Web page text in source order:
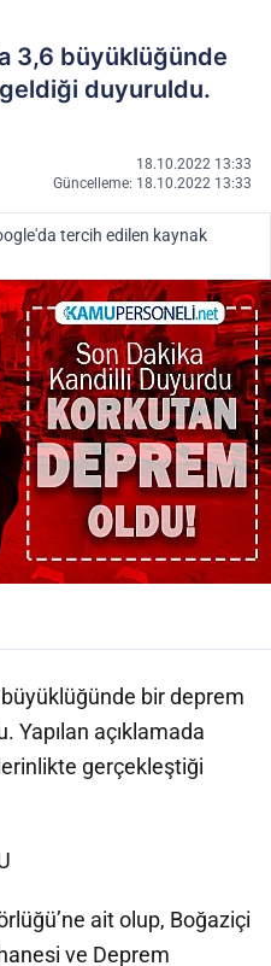
3,6 büyüklüğünde
duyuruldu.
18.10.2022 13:33
Güncelleme: 18.10.2022 13:33
tercih edilen kaynak
bir deprem
Yapılan açıklamada
gerçekleştiği
ait olup, Boğaziçi
ve Deprem